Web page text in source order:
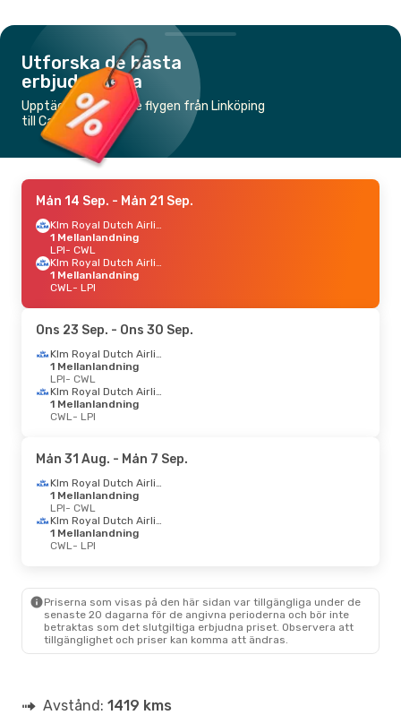
Utforska de bästa
erbjudandena
Upptäck de billigaste flygen från Linköping
till Cardiff
Mån 14 Sep. - Mån 21 Sep.
Klm Royal Dutch Airlines
1 Mellanlandning
LPI- CWL
Klm Royal Dutch Airlines
1 Mellanlandning
CWL- LPI
Ons 23 Sep. - Ons 30 Sep.
Klm Royal Dutch Airlines
1 Mellanlandning
LPI- CWL
Klm Royal Dutch Airlines
1 Mellanlandning
CWL- LPI
Mån 31 Aug. - Mån 7 Sep.
Klm Royal Dutch Airlines
1 Mellanlandning
LPI- CWL
Klm Royal Dutch Airlines
1 Mellanlandning
CWL- LPI
Priserna som visas på den här sidan var tillgängliga under de
senaste 20 dagarna för de angivna perioderna och bör inte
betraktas som det slutgiltiga erbjudna priset. Observera att
tillgänglighet och priser kan komma att ändras.
Avstånd: 1419 kms